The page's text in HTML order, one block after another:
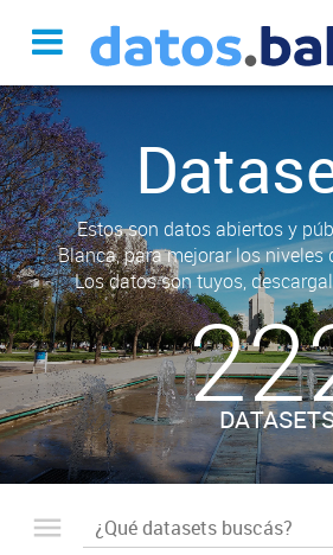
Estos son datos abiertos y
Blanca, para mejorar los niveles
Los datos son tuyos,